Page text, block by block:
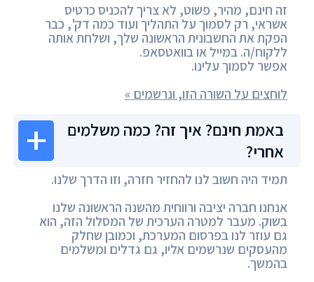
זה חינם, מהיר, פשוט, לא צריך להכניס כרטיס
אשראי, רק לסמוך על התהליך ועוד כמה דק', כבר
הפקת את החשבונית הראשונה שלך, ושלחת אותה
ללקוח/ה. במייל או בוואטסאפ.
אפשר לסמוך עלינו.
לוחצים על השורה הזו, ונרשמים »
באמת חינם? איך זה? כמה משלמים
אחרי?
תמיד היה חשוב לנו להחזיר חזרה, וזו הדרך שלנו.
אנחנו חברה יציבה ורווחית מהשנה הראשונה שלנו
בשוק. מעבר למטרה הערכית של המסלול הזה, הוא
גם עוזר לנו בפרסום המערכת, וכמובן שחלק
מהעסקים שנרשמים אליו, גם גדלים ומשלמים
בהמשך.